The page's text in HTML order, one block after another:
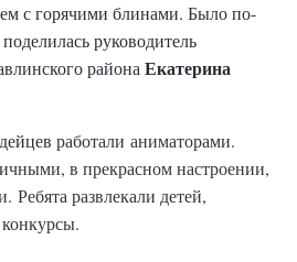
с горячими блинами. Было по-
руководитель
района Екатерина
работали аниматорами.
в прекрасном настроении,
Ребята развлекали детей,